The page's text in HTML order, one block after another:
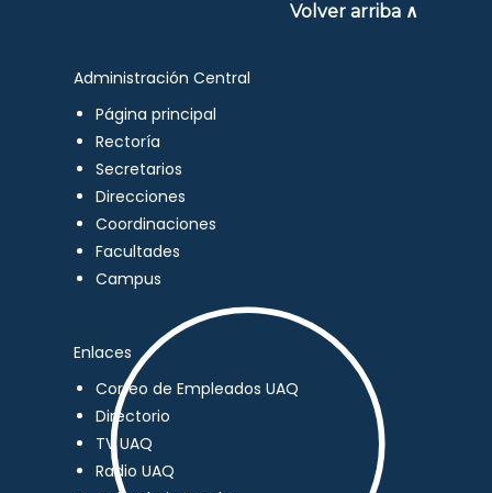
Volver arriba ∧
Administración Central
Página principal
Rectoría
Secretarios
Direcciones
Coordinaciones
Facultades
Campus
Enlaces
Correo de Empleados UAQ
Directorio
TV UAQ
Radio UAQ